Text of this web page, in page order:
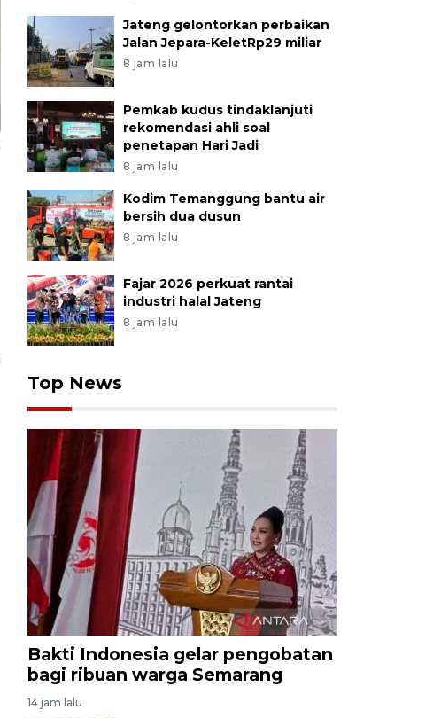
Jateng gelontorkan perbaikan
Jalan Jepara-KeletRp29 miliar
8 jam lalu
Pemkab kudus tindaklanjuti
rekomendasi ahli soal
penetapan Hari Jadi
8 jam lalu
Kodim Temanggung bantu air
bersih dua dusun
8 jam lalu
Fajar 2026 perkuat rantai
industri halal Jateng
8 jam lalu
Top News
Bakti Indonesia gelar pengobatan
bagi ribuan warga Semarang
14 jam lalu